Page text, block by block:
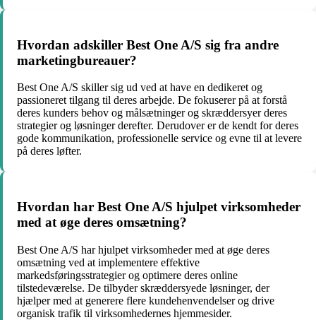
Hvordan adskiller Best One A/S sig fra andre
marketingbureauer?
Best One A/S skiller sig ud ved at have en dedikeret og
passioneret tilgang til deres arbejde. De fokuserer på at forstå
deres kunders behov og målsætninger og skræddersyer deres
strategier og løsninger derefter. Derudover er de kendt for deres
gode kommunikation, professionelle service og evne til at levere
på deres løfter.
Hvordan har Best One A/S hjulpet virksomheder
med at øge deres omsætning?
Best One A/S har hjulpet virksomheder med at øge deres
omsætning ved at implementere effektive
markedsføringsstrategier og optimere deres online
tilstedeværelse. De tilbyder skræddersyede løsninger, der
hjælper med at generere flere kundehenvendelser og drive
organisk trafik til virksomhedernes hjemmesider.